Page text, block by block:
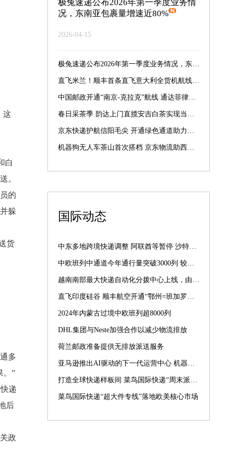
这
白
。
的
躲
货
多
。”
递
后
政
极兔速递公布2026年第一季度业务情
况，东南亚包裹量增速近80%
2026-04-15
极兔速递公布2026年第一季度业务情况，东南亚包裹量增速近80%
直飞米兰！顺丰首条直飞意大利全货机航线启航
中国邮政开通“南京-克拉克”航线 通达菲律宾航线增至7条
春日采茶季 韵达上门直揽安吉白茶实现当日采摘当日寄递
京东快递护航信阳毛尖 开通绿色通道助力最快次晨达全国
机器狗无人车茶山首次搭档 京东物流助西湖龙井提速抢鲜
国际动态
中东多地跨境快递调整 阿联酋等暂停 沙特仍正常配送
中欧班列中通道今年通行量突破3000列 较去年提前39天
越南南部最大快递自动化分拨中心上线，由菜鸟承建
直飞印度硅谷 顺丰航空开通“鄂州=班加罗尔”国际货运航线
2024年内蒙古过境中欧班列超8000列
DHL集团与Neste加强合作以减少物流排放
荷兰邮政准备提供无排放派送服务
亚马逊推出AI驱动的下一代运营中心 机器人数量激增10倍
打造全球快递样板间 菜鸟国际快递“周末派”“同城配”引入西班牙
菜鸟国际快递“超大件专线”落地欧美核心市场